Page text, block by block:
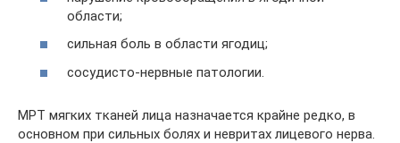
области;
сильная боль в области ягодиц;
сосудисто-нервные патологии.
МРТ мягких тканей лица назначается крайне редко, в
основном при сильных болях и невритах лицевого нерва.